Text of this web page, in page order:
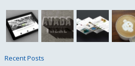
Recent Posts